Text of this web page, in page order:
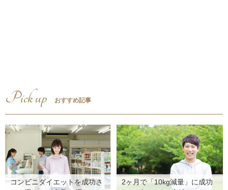
Pick up おすすめ記事
コンビニダイエットを成功さ
2ヶ月で「10kg減量」に成功